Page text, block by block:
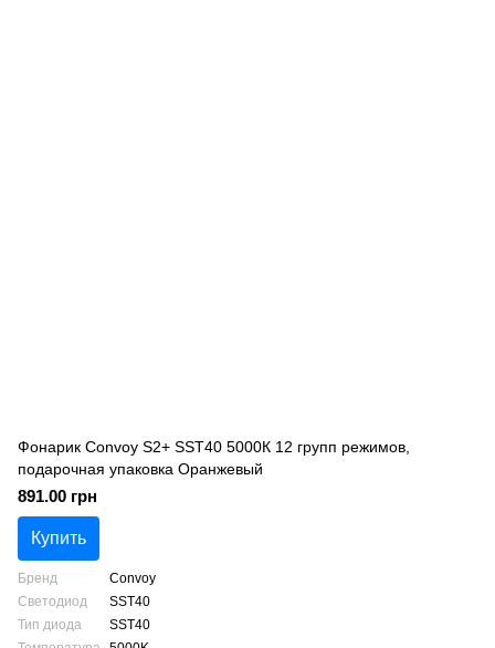
Фонарик Convoy S2+ SST40 5000К 12 групп режимов,
подарочная упаковка Оранжевый
891.00 грн
Купить
Бренд
Convoy
Светодиод
SST40
Тип диода
SST40